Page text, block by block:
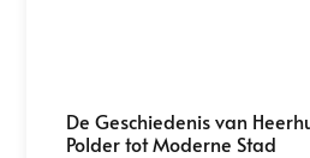
De Geschiedenis van
Polder tot Moderne Stad